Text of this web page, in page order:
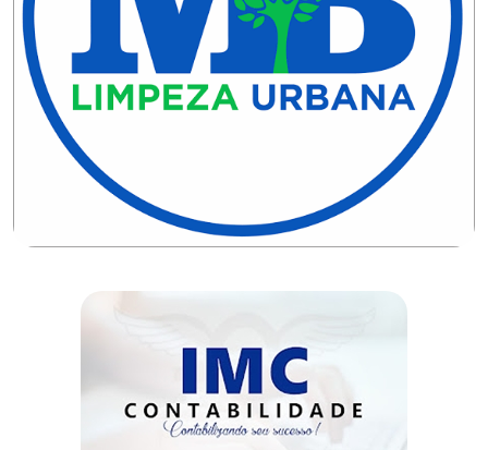
DESENVOLVIMENTO
ECONÔMICO
DESENVOLVIMENTO
RURAL
CRIANÇAS
EDUCAÇÃO